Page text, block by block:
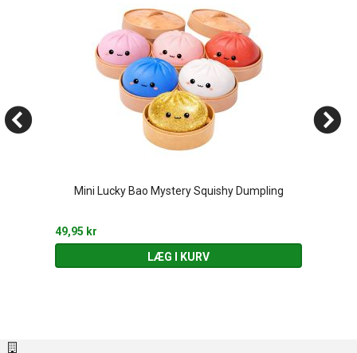
Mini Lucky Bao Mystery Squishy Dumpling
49,95 kr
LÆG I KURV